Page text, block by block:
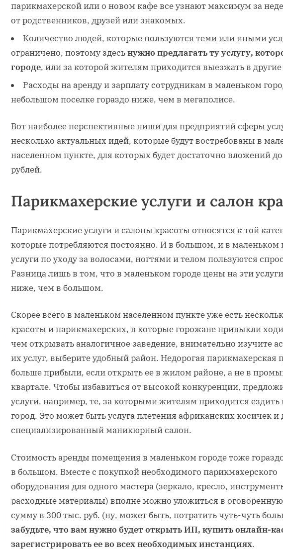
парикмахерской или о новом кафе все узнают максимум за
от родственников, друзей или знакомых.
Количество людей, которые пользуются теми или иными
ограничено, поэтому здесьнужно предлагать ту услугу,
городе, или за которой жителям приходится выезжать в другие
Расходы на аренду и зарплату сотрудникам в маленьком
небольшом поселке гораздо ниже, чем в мегаполисе.
Вот наиболее перспективные ниши для предприятий сферы
несколько актуальных идей, которые будут востребованы в
населенном пункте, для которых будет достаточно вложений
рублей.
Парикмахерские услуги и салон
Парикмахерские услуги и салоны красоты относятся к той
которые потребляются постоянно. И в большом, и в маленьком
услуги по уходу за волосами, ногтями и телом пользуются
Разница лишь в том, что в маленьком городе цены на эти
ниже, чем в большом.
Скорее всего в маленьком населенном пункте уже есть
красоты и парикмахерских, в которые горожане привыкли
чем открывать аналогичное заведение, внимательно изучите
их услуг, выберите удобный район. Недорогая парикмахерская
больше прибыли, если открыть ее в жилом районе, а не в
квартале. Чтобы избавиться от высокой конкуренции,
услуги, например, те, за которыми жителям приходится
город. Это может быть услуга плетения африканских косичек и
специализированный маникюрный салон.
Стоимость аренды помещения в маленьком городе тоже
в большом. Вместе с покупкой необходимого парикмахерского
оборудования для одного мастера (зеркало, кресло,
расходные материалы) вполне можно уложиться в
сумму в 300 тыс. руб. (ну, может быть, потратить чуть-чуть
забудьте, что вам нужно будет открыть ИП, купить онлайн-
зарегистрировать ее во всех необходимых инстанциях.